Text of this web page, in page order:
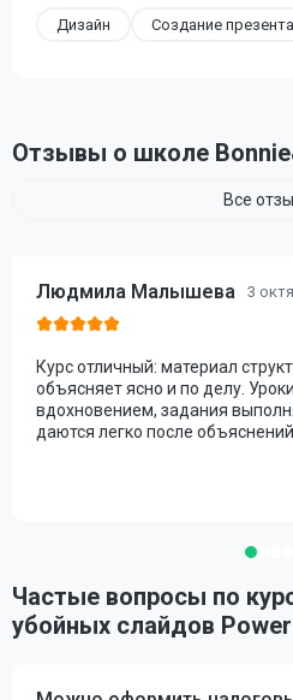
Дизайн Создание
Отзывы о школе
Все
Людмила Малышева 3
Курс отличный: материал
объясняет ясно и по делу.
вдохновением, задания
даются легко после объяснений.
Частые вопросы по
убойных слайдов